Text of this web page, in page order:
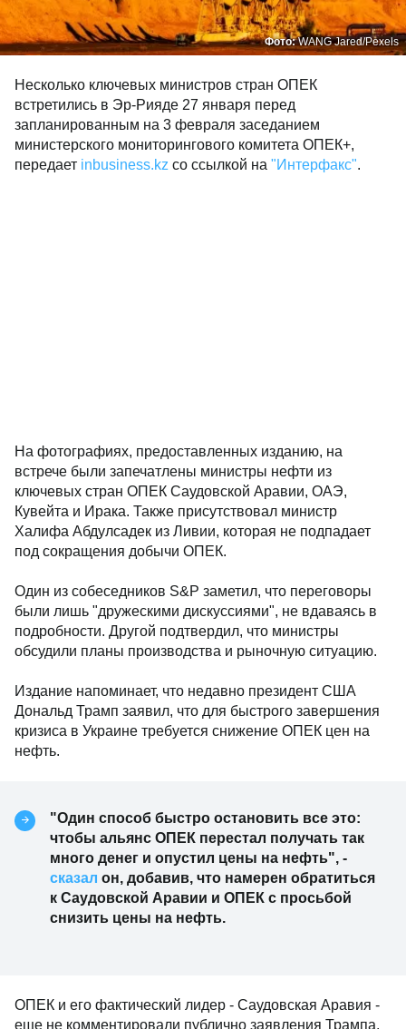
Фото:WANG Jared/Pexels
Несколько ключевых министров стран ОПЕК
встретились в Эр-Рияде 27 января перед
запланированным на 3 февраля заседанием
министерского мониторингового комитета ОПЕК+,
передает inbusiness.kz со ссылкой на "Интерфакс".
На фотографиях, предоставленных изданию, на
встрече были запечатлены министры нефти из
ключевых стран ОПЕК Саудовской Аравии, ОАЭ,
Кувейта и Ирака. Также присутствовал министр
Халифа Абдулсадек из Ливии, которая не подпадает
под сокращения добычи ОПЕК.
Один из собеседников S&P заметил, что переговоры
были лишь "дружескими дискуссиями", не вдаваясь в
подробности. Другой подтвердил, что министры
обсудили планы производства и рыночную ситуацию.
Издание напоминает, что недавно президент США
Дональд Трамп заявил, что для быстрого завершения
кризиса в Украине требуется снижение ОПЕК цен на
нефть.
"Один способ быстро остановить все это:
чтобы альянс ОПЕК перестал получать так
много денег и опустил цены на нефть", -
сказал он, добавив, что намерен обратиться
к Саудовской Аравии и ОПЕК с просьбой
снизить цены на нефть.
ОПЕК и его фактический лидер - Саудовская Аравия -
еще не комментировали публично заявления Трампа,